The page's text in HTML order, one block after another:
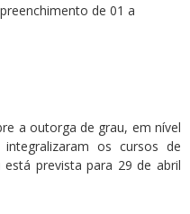
de 01 a
a outorga de grau, em nível
os cursos de
prevista para 29 de abril